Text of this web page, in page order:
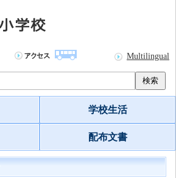
Multilingual
検索
学校生活
配布文書